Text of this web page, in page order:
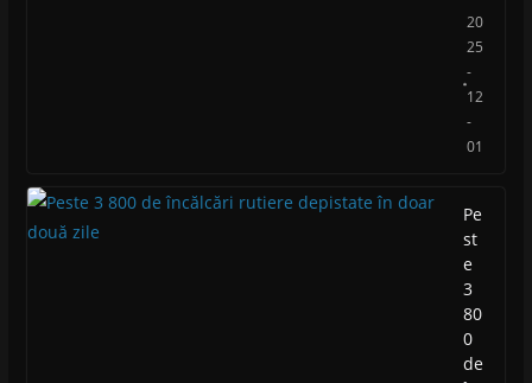
20
25
-
12
-
01
Pe
st
e
3
80
0
de